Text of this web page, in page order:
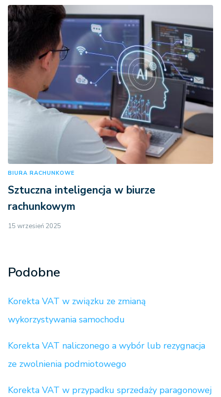
BIURA RACHUNKOWE
Sztuczna inteligencja w biurze
rachunkowym
15 wrzesień 2025
Podobne
Korekta VAT w związku ze zmianą
wykorzystywania samochodu
Korekta VAT naliczonego a wybór lub rezygnacja
ze zwolnienia podmiotowego
Korekta VAT w przypadku sprzedaży paragonowej